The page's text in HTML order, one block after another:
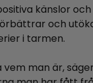
känslor
och
i tarmen.
man är,